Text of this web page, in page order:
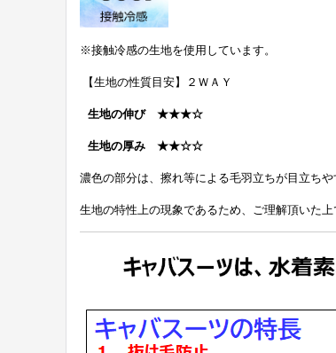
※接触冷感の生地を使用しています。
【生地の性質目安】２ＷＡＹ
生地の伸び ★★★☆
生地の厚み ★★☆☆
濃色の部分は、擦れ等による毛羽立ちが目立ちや
生地の特性上の現象であるため、ご理解頂いた